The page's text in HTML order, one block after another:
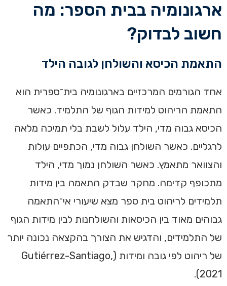
ארגונומיה בבית הספר: מה
חשוב לבדוק?
התאמת הכיסא והשולחן לגובה הילד
אחד הגורמים המרכזיים בארגונומיה בית־ספרית הוא
התאמת הריהוט למידות הגוף של התלמיד. כאשר
הכיסא גבוה מדי, הילד עלול לשבת בלי תמיכה מלאה
לרגליים. כאשר השולחן גבוה מדי, הכתפיים עולות
והצוואר מתאמץ. כאשר השולחן נמוך מדי, הילד
מתכופף קדימה. מחקר שבדק התאמה בין מידות
תלמידים לריהוט בית ספר מצא שיעורי אי־התאמה
גבוהים מאוד בין הכיסאות והשולחנות לבין מידות הגוף
של התלמידים, והדגיש את הצורך בהקצאה נכונה יותר
של ריהוט לפי גובה ומידות (Gutiérrez-Santiago,
2021).